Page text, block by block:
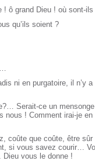
! ô grand Dieu ! où sont-
qu’ils soient ?
ni en purgatoire, il n’y
Serait-ce un
! Comment irai-je en
coûte que coûte, être
si vous savez courir…
Dieu vous le donne !